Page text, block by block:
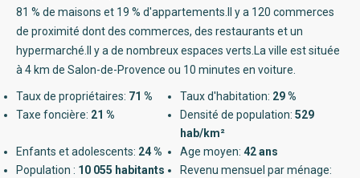
81 % de maisons et 19 % d'appartements.Il y a 120 commerces
de proximité dont des commerces, des restaurants et un
hypermarché.Il y a de nombreux espaces verts.La ville est située
à 4 km de Salon-de-Provence ou 10 minutes en voiture.
Taux de propriétaires: 71 % Taux d'habitation: 29 %
Taxe foncière: 21 % Densité de population: 529
hab/km²
Enfants et adolescents: 24 % Age moyen: 42 ans
Population : 10 055 habitants
Revenu mensuel par ménage: